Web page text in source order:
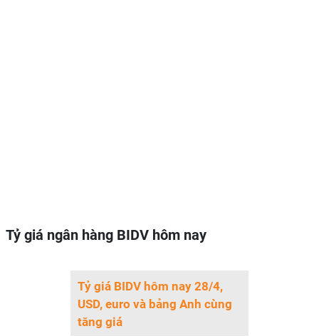
Tỷ giá ngân hàng BIDV hôm nay
Tỷ giá BIDV hôm nay 28/4,
USD, euro và bảng Anh cùng
tăng giá